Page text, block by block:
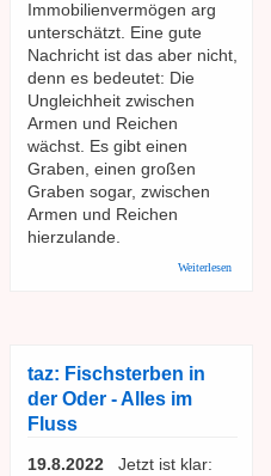
Immobilienvermögen arg
unterschätzt. Eine gute
Nachricht ist das aber nicht,
denn es bedeutet: Die
Ungleichheit zwischen
Armen und Reichen
wächst. Es gibt einen
Graben, einen großen
Graben sogar, zwischen
Armen und Reichen
hierzulande.
Weiterlesen
taz: Fischsterben in
der Oder - Alles im
Fluss
19.8.2022
Jetzt ist klar: